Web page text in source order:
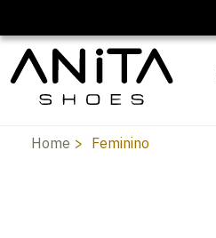
Home Feminino